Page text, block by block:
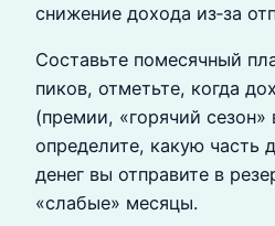
снижение дохода из‑за
Составьте помесячный
пиков, отметьте, когда
(премии, «горячий сезон»
определите, какую часть
денег вы отправите в
«слабые» месяцы.